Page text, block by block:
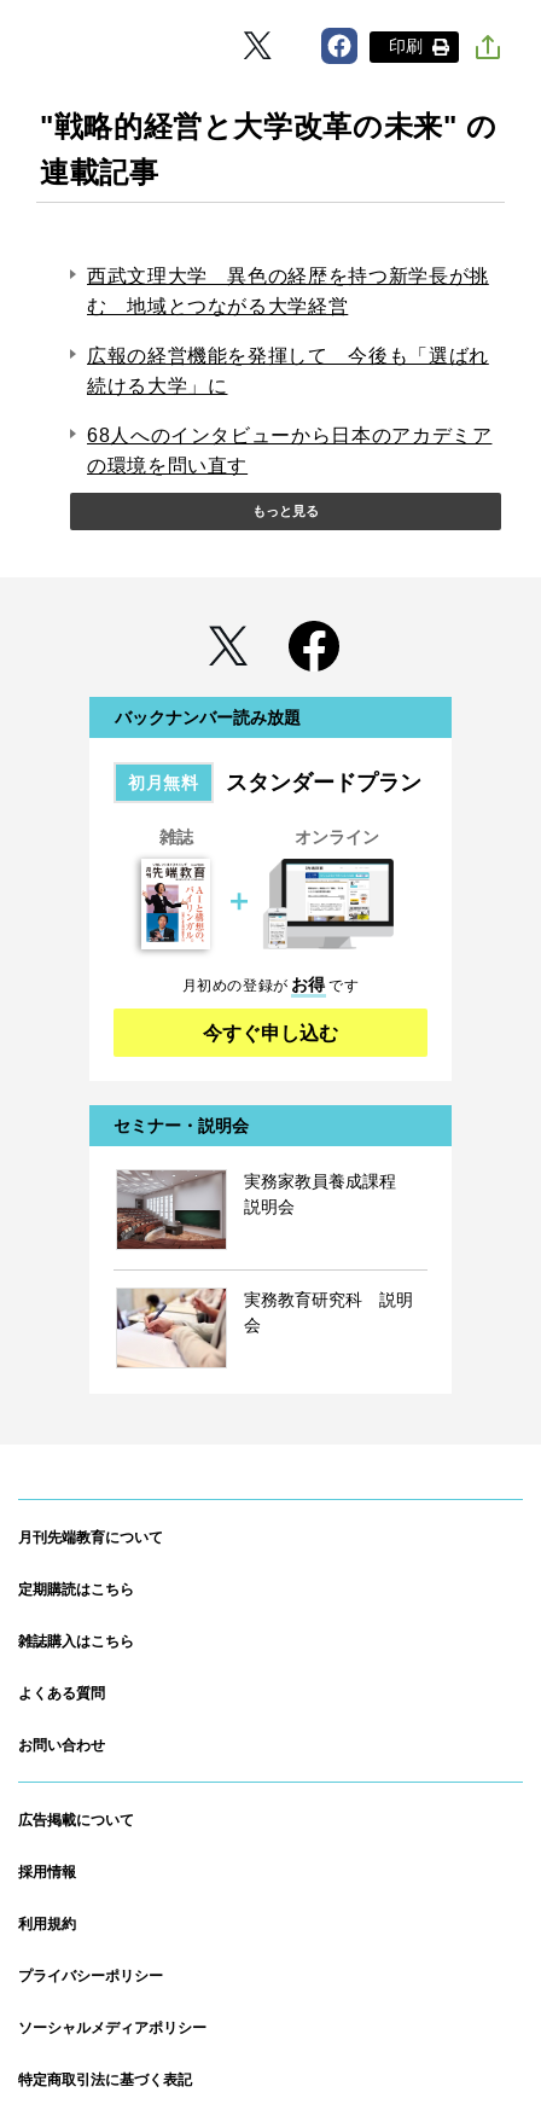
印刷
"戦略的経営と大学改革の未来" の
連載記事
西武文理大学 異色の経歴を持つ新学長が挑
む 地域とつながる大学経営
広報の経営機能を発揮して 今後も「選ばれ
続ける大学」に
68人へのインタビューから日本のアカデミア
の環境を問い直す
もっと見る
バックナンバー読み放題
初月無料 スタンダードプラン
雑誌
＋
オンライン
月初めの登録が お得です
今すぐ申し込む
セミナー・説明会
実務家教員養成課程
説明会
実務教育研究科 説明
会
月刊先端教育について
定期購読はこちら
雑誌購入はこちら
よくある質問
お問い合わせ
広告掲載について
採用情報
利用規約
プライバシーポリシー
ソーシャルメディアポリシー
特定商取引法に基づく表記